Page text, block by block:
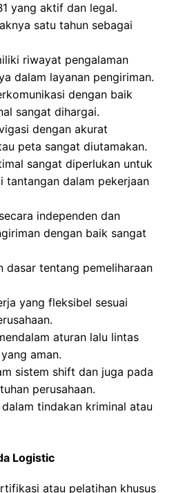
yang aktif dan legal.
satu tahun sebagai
riwayat pengalaman
dalam layanan pengiriman.
dengan baik
sangat dihargai.
dengan akurat
peta sangat diutamakan.
sangat diperlukan untuk
tantangan dalam pekerjaan
independen dan
dengan baik sangat
dasar tentang pemeliharaan
yang fleksibel sesuai
aturan lalu lintas
aman.
sistem shift dan juga pada
perusahaan.
tindakan kriminal atau
Logistic
atau pelatihan khusus